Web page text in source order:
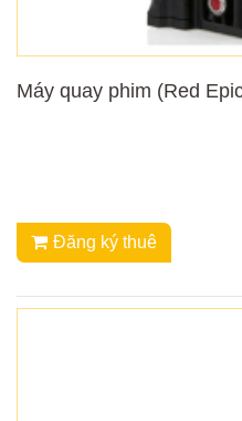
Máy quay phim (Red
Đăng ký thuê